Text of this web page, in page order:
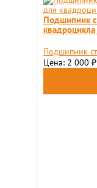
Подшипник
Подшипник
Цена: 2 000 ₽